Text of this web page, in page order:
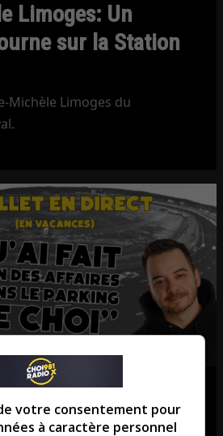
Limoges: Un
sur la Station
Michèle Limoges du
de SANAIR
nous explique pourquoi il
votre consentement pour
à caractère personnel